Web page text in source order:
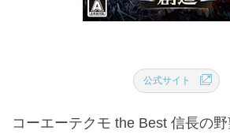
公式サイト
コーエーテクモ the Best 信長の